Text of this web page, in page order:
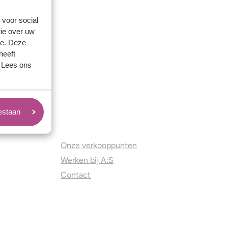
voor social
over uw
Deze
ons
Onze verkooppunten
Werken bij A:S
Contact